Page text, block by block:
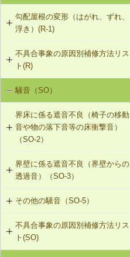
勾配屋根の変形（はがれ、ずれ、
浮き）(R-1)
R-1-201 屋根梁の補強（屋根梁方
式）
R-1-202 たる木の添え木補強（たる
木方式）①
R-1-203 たる木の添え木補強（たる
木方式）②
R-1-204 トラスの接点の補強（トラ
ス方式）
R-1-205 たる木つなぎの位置・数量
R-1-206 束による屋根梁の補強（屋
不具合事象の原因別補修方法リス
ト(R)
勾配屋根の変形（はがれ、ずれ、浮
き）（R-1）
騒音（SO）
界床に係る遮音不良（椅子の移動
音や物の落下音等の床衝撃音）
（SO-2）
SO-2-501 軽量床衝撃音に対する遮
音性能のあるフローリング材（床下
地材等を含む）への交換
界壁に係る遮音不良（界壁からの
透過音）（SO-3）
SO-3-501 界壁へのせっこうボード
の増し張り
その他の騒音（SO-5）
SO-5-501 外壁内透湿防水シートの
留め付け補修
不具合事象の原因別補修方法リス
ト(SO)